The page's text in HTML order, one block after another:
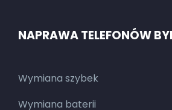
NAPRAWA TELEFONÓW
Wymiana szybek
Wymiana baterii